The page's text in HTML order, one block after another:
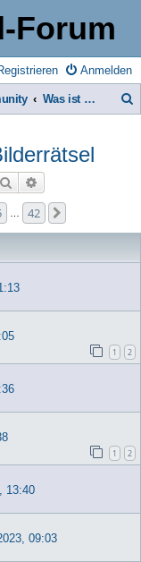
Forum
Anmelden
Was ist das -> unser Bilderrätsel
Suche
42
1 2
1 2
13:40
09:03